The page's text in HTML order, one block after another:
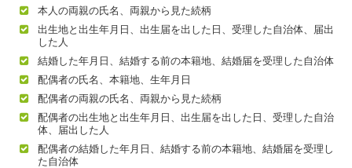
本人の両親の氏名、両親から見た続柄
出生地と出生年月日、出生届を出した日、受理した自治体、届出
した人
結婚した年月日、結婚する前の本籍地、結婚届を受理した自治体
配偶者の氏名、本籍地、生年月日
配偶者の両親の氏名、両親から見た続柄
配偶者の出生地と出生年月日、出生届を出した日、受理した自治
体、届出した人
配偶者の結婚した年月日、結婚する前の本籍地、結婚届を受理し
た自治体